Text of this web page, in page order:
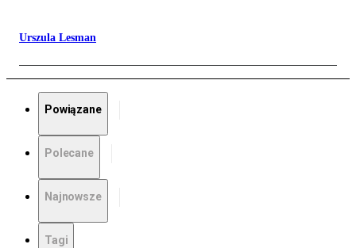
Urszula Lesman
Powiązane
Polecane
Najnowsze
Tagi